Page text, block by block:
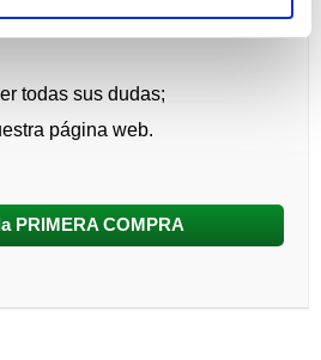
en Contactología
todas sus dudas;
página web.
PRIMERA COMPRA